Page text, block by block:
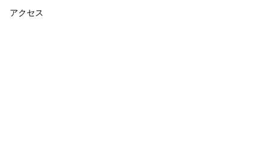
アクセス